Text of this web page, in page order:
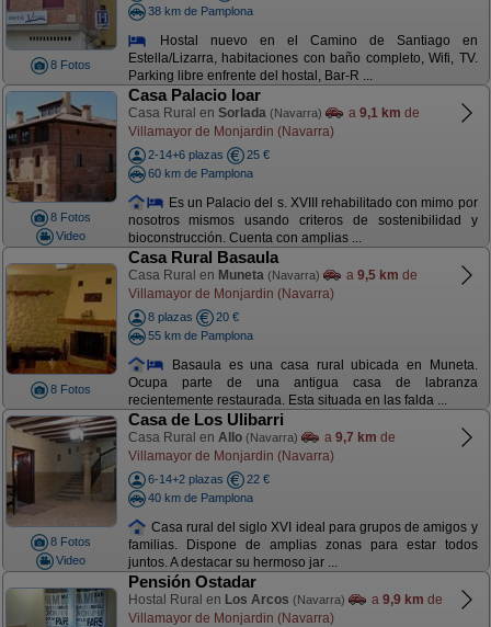
8 Fotos
38 km de Pamplona
Hostal nuevo en el Camino de Santiago en
Estella/Lizarra, habitaciones con baño completo, Wifi, TV.
Parking libre enfrente del hostal, Bar-R ...
8 Fotos
Video
Casa Palacio Ioar
Casa Rural en Sorlada (Navarra) a 9,1 km de
Villamayor de Monjardin (Navarra)
2-14+6 plazas
25 €
60 km de Pamplona
Es un Palacio del s. XVIII rehabilitado con mimo por
nosotros mismos usando criteros de sostenibilidad y
bioconstrucción. Cuenta con amplias ...
8 Fotos
Casa Rural Basaula
Casa Rural en Muneta (Navarra) a 9,5 km de
Villamayor de Monjardin (Navarra)
8 plazas
20 €
55 km de Pamplona
Basaula es una casa rural ubicada en Muneta.
Ocupa parte de una antigua casa de labranza
recientemente restaurada. Esta situada en las falda ...
8 Fotos
Video
Casa de Los Ulibarri
Casa Rural en Allo (Navarra) a 9,7 km de
Villamayor de Monjardin (Navarra)
6-14+2 plazas
22 €
40 km de Pamplona
Casa rural del siglo XVI ideal para grupos de amigos y
familias. Dispone de amplias zonas para estar todos
juntos. A destacar su hermoso jar ...
Pensión Ostadar
Hostal Rural en Los Arcos (Navarra) a 9,9 km de
Villamayor de Monjardin (Navarra)